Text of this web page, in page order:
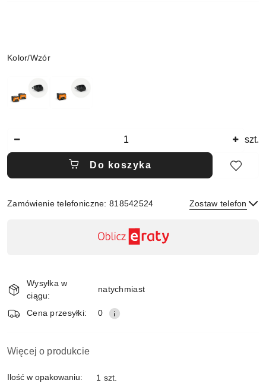
Wariant
Kolor/Wzór
szt.
Do koszyka
Zamówienie telefoniczne: 818542524 Zostaw telefon
dostawa
Wysyłka w
ciągu:
natychmiast
Cena przesyłki: 0
Więcej o produkcie
Ilość w opakowaniu: 1 szt.